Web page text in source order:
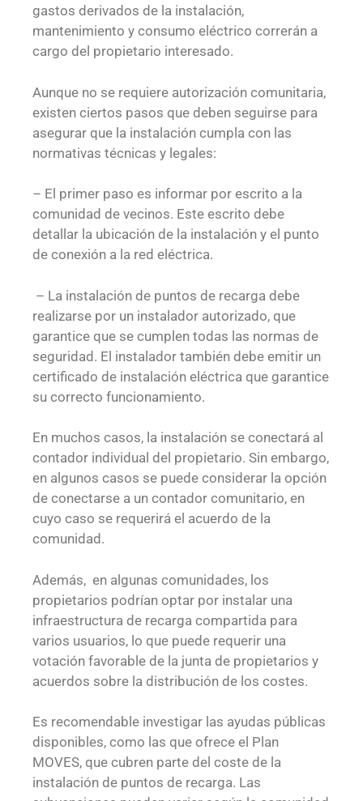
gastos derivados de la instalación,
mantenimiento y consumo eléctrico correrán a
cargo del propietario interesado.
Aunque no se requiere autorización comunitaria,
existen ciertos pasos que deben seguirse para
asegurar que la instalación cumpla con las
normativas técnicas y legales:
– El primer paso es informar por escrito a la
comunidad de vecinos. Este escrito debe
detallar la ubicación de la instalación y el punto
de conexión a la red eléctrica.
– La instalación de puntos de recarga debe
realizarse por un instalador autorizado, que
garantice que se cumplen todas las normas de
seguridad. El instalador también debe emitir un
certificado de instalación eléctrica que garantice
su correcto funcionamiento.
En muchos casos, la instalación se conectará al
contador individual del propietario. Sin embargo,
en algunos casos se puede considerar la opción
de conectarse a un contador comunitario, en
cuyo caso se requerirá el acuerdo de la
comunidad.
Además, en algunas comunidades, los
propietarios podrían optar por instalar una
infraestructura de recarga compartida para
varios usuarios, lo que puede requerir una
votación favorable de la junta de propietarios y
acuerdos sobre la distribución de los costes.
Es recomendable investigar las ayudas públicas
disponibles, como las que ofrece el Plan
MOVES, que cubren parte del coste de la
instalación de puntos de recarga. Las